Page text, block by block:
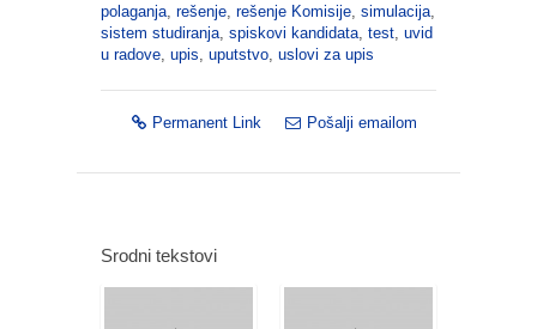
polaganja rešenje rešenje Komisije simulacija
sistem studiranja spiskovi kandidata test uvid
u radove upis uputstvo uslovi za upis
Permanent Link Pošalji emailom
Srodni tekstovi